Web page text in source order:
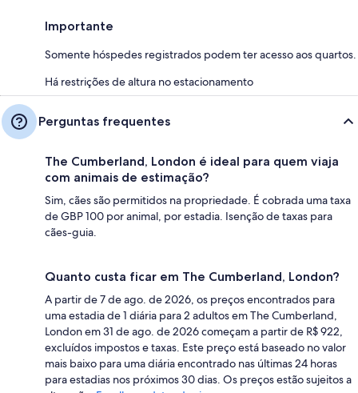
Importante
Somente hóspedes registrados podem ter acesso aos quartos.
Há restrições de altura no estacionamento
Perguntas frequentes
The Cumberland, London é ideal para quem viaja
com animais de estimação?
Sim, cães são permitidos na propriedade. É cobrada uma taxa
de GBP 100 por animal, por estadia. Isenção de taxas para
cães-guia.
Quanto custa ficar em The Cumberland, London?
A partir de 7 de ago. de 2026, os preços encontrados para
uma estadia de 1 diária para 2 adultos em The Cumberland,
London em 31 de ago. de 2026 começam a partir de R$ 922,
excluídos impostos e taxas. Este preço está baseado no valor
mais baixo para uma diária encontrado nas últimas 24 horas
para estadias nos próximos 30 dias. Os preços estão sujeitos a